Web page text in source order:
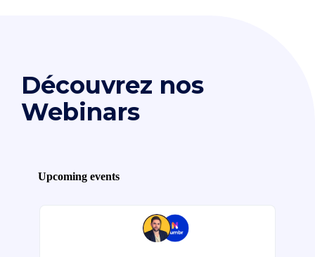
Découvrez nos
Webinars